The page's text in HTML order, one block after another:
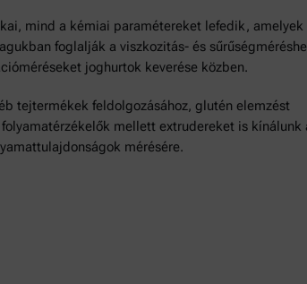
mind a kémiai paramétereket lefedik, amelyek
foglalják a viszkozitás- és
joghurtok keverése közben.
tejtermékek feldolgozásához, glutén elemzést
mellett extrudereket is kínálunk
mérésére.